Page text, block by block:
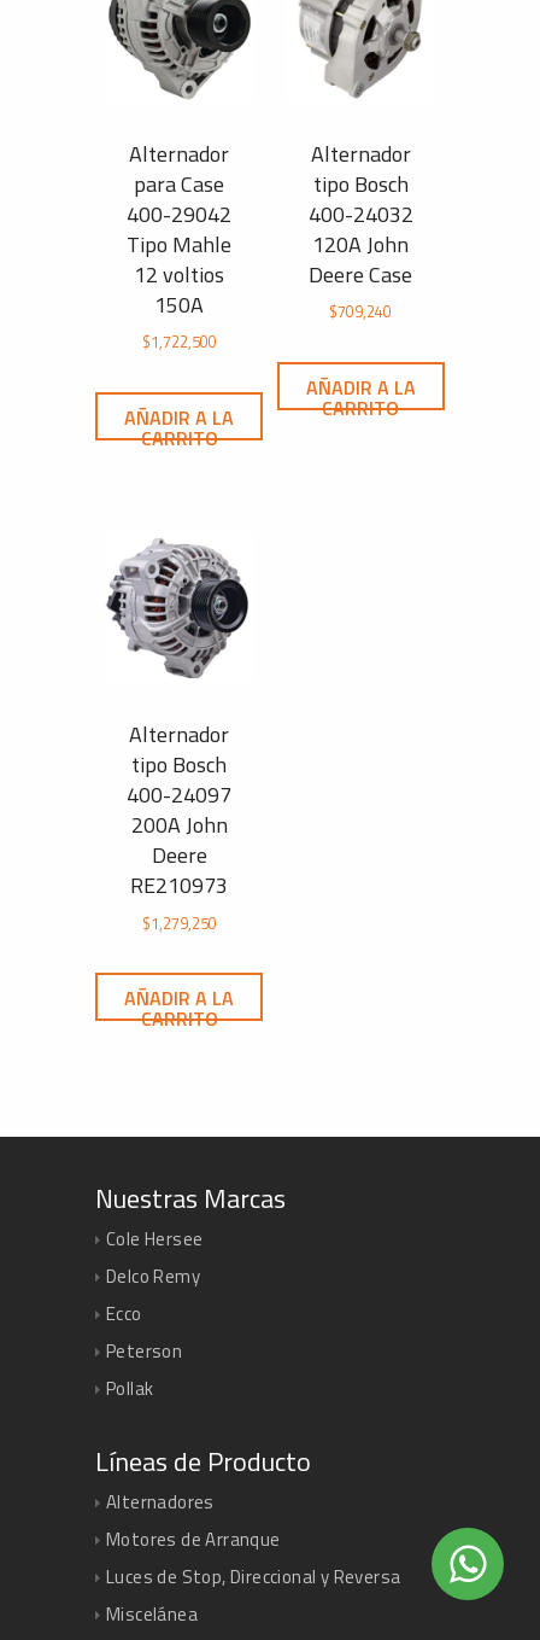
Alternador
para Case
400-29042
Tipo Mahle
12 voltios
150A
$1,722,500
AÑADIR A LA
CARRITO
Alternador
tipo Bosch
400-24032
120A John
Deere Case
$709,240
AÑADIR A LA
CARRITO
Alternador
tipo Bosch
400-24097
200A John
Deere
RE210973
$1,279,250
AÑADIR A LA
CARRITO
Nuestras Marcas
Cole Hersee
Delco Remy
Ecco
Peterson
Pollak
Líneas de Producto
Alternadores
Motores de Arranque
Luces de Stop, Direccional y Reversa
Miscelánea